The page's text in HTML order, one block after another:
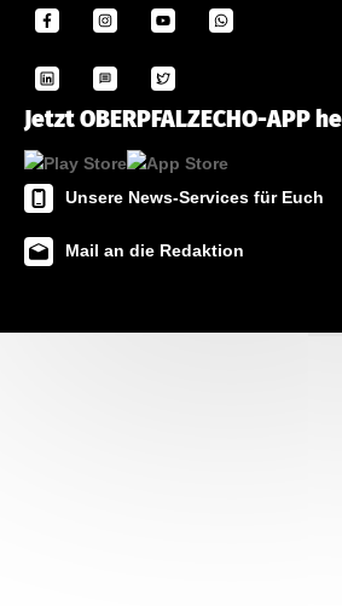
Jetzt OBERPFALZECHO-APP
Unsere News-Services für Euch
Mail an die Redaktion